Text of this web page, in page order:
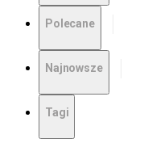
Polecane
Najnowsze
Tagi